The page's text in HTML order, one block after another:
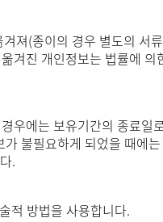
져(종이의 경우 별도의 서
겨진 개인정보는 법률에
우에는 보유기간의 종료일
불필요하게 되었을 때에
.
적 방법을 사용합니다.